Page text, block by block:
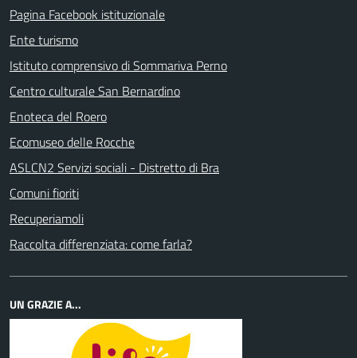
Pagina Facebook istituzionale
Ente turismo
Istituto comprensivo di Sommariva Perno
Centro culturale San Bernardino
Enoteca del Roero
Ecomuseo delle Rocche
ASLCN2 Servizi sociali - Distretto di Bra
Comuni fioriti
Recuperiamoli
Raccolta differenziata: come farla?
UN GRAZIE A...